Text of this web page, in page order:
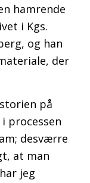
hamrende
i Kgs.
og han
der
på
processen
desværre
at man
jeg